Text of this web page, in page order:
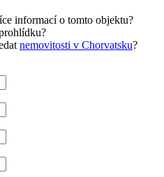
informacío tomto objektu?
?
nemovitosti v Chorvatsku?